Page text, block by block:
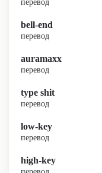
перевод
bell-end
перевод
auramaxx
перевод
type shit
перевод
low-key
перевод
high-key